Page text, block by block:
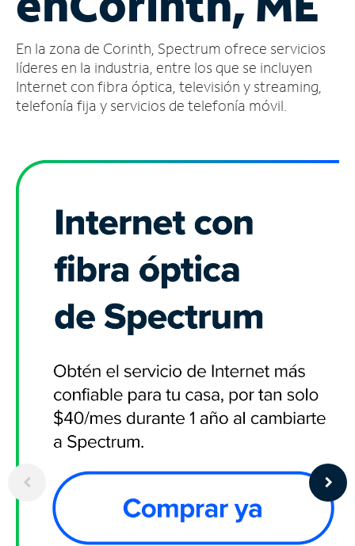
cuenta
Encuentra
una
tienda
En la zona de Corinth, Spectrum ofrece servicios
líderes en la industria, entre los que se incluyen
Internet con fibra óptica, televisión y streaming,
telefonía fija y servicios de telefonía móvil.